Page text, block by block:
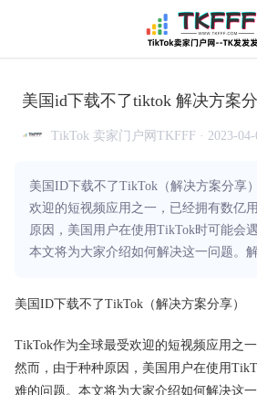
美国id下载不了tiktok 解决方案
TikTok 卖家门户网TKFFF · 2023-04-
美国ID下载不了TikTok（解决方案分享
欢迎的短视频应用之一，已经拥有数亿
原因，美国用户在使用TikTok时可能会
本文将为大家介绍如何解决这一问题。
美国ID下载不了TikTok（解决方案分享）
TikTok作为全球最受欢迎的短视频应用之
然而，由于种种原因，美国用户在使用
难的问题。本文将为大家介绍如何解决这一